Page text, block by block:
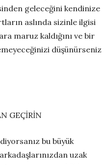
geleceğini kendinize
aslında sizinle ilgisi
maruz kaldığını ve bir
düşünürseniz
GEÇİRİN
bu büyük
uzak